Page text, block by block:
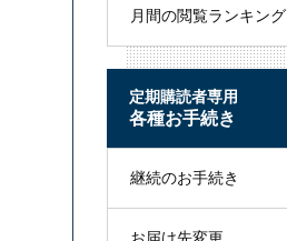
月間の閲覧ランキング
定期購読者専用
各種お手続き
継続のお手続き